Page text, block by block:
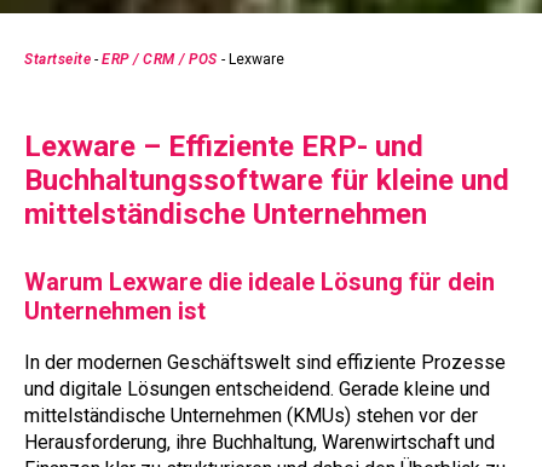
Startseite - ERP / CRM / POS - Lexware
Lexware – Effiziente ERP- und
Buchhaltungssoftware für kleine und
mittelständische Unternehmen
Warum Lexware die ideale Lösung für dein
Unternehmen ist
In der modernen Geschäftswelt sind effiziente Prozesse
und digitale Lösungen entscheidend. Gerade kleine und
mittelständische Unternehmen (KMUs) stehen vor der
Herausforderung, ihre Buchhaltung, Warenwirtschaft und